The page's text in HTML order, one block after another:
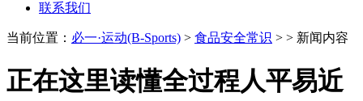
联系我们
当前位置： 必一·运动(B-Sports) > 食品安全常识 > > 新闻内容
正在这里读懂全过程人平易近